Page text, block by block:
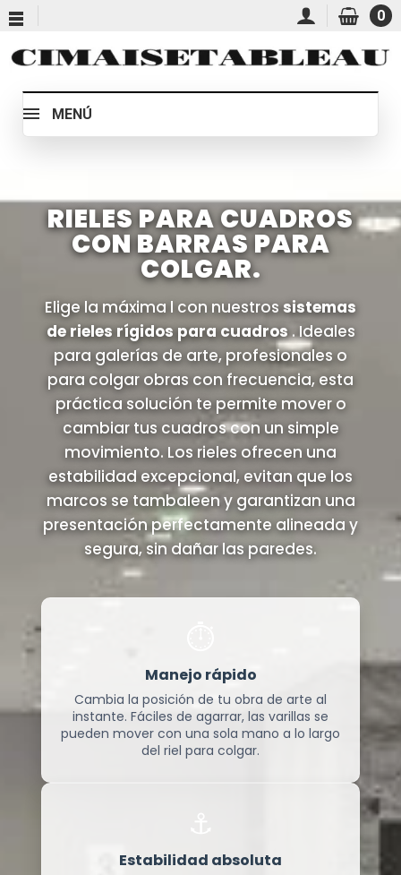
0
MENÚ
RIELES PARA CUADROS
CON BARRAS PARA
COLGAR.
Elige la máxima l con nuestrossistemas
de rieles rígidos para cuadros. Ideales
para galerías de arte, profesionales o
para colgar obras con frecuencia, esta
práctica solución te permite mover o
cambiar tus cuadros con un simple
movimiento. Los rieles ofrecen una
estabilidad excepcional, evitan que los
marcos se tambaleen y garantizan una
presentación perfectamente alineada y
segura, sin dañar las paredes.
Manejo rápido
Cambia la posición de tu obra de arte al
instante. Fáciles de agarrar, las varillas se
pueden mover con una sola mano a lo largo
del riel para colgar.
Estabilidad absoluta